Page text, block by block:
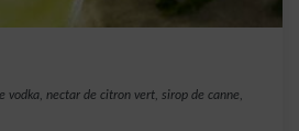
vodka, nectar de citron vert, sirop de canne,